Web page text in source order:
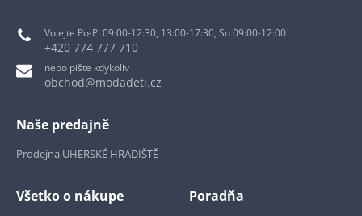
Volejte Po-Pi 09:00-12:30, 13:00-17:30, So 09:00-12:00
+420 774 777 710
nebo pište kdykoliv
obchod@modadeti.cz
Naše predajně
Prodejna UHERSKÉ HRADIŠTĚ
Všetko o nákupe Poradňa